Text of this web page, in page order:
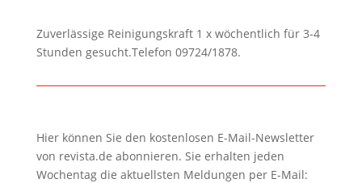
Zuverlässige Reinigungskraft 1 x wöchentlich für 3-4
Stunden gesucht.Telefon 09724/1878.
Hier können Sie den kostenlosen E-Mail-Newsletter
von revista.de abonnieren. Sie erhalten jeden
Wochentag die aktuellsten Meldungen per E-Mail: